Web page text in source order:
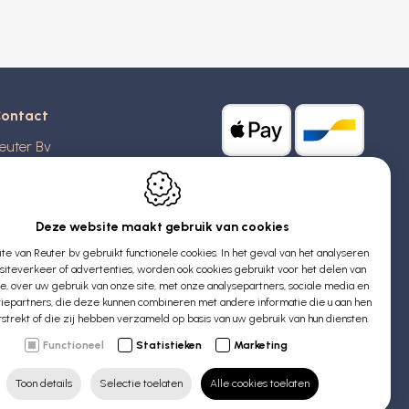
Bv
BE 0426 727 348
info@evyssecrets.com
Deze website maakt gebruik van cookies
van Reuter bv gebruikt functionele cookies. In het geval van het analyseren
of advertenties, worden ook cookies gebruikt voor het delen van
over uw gebruik van onze site, met onze analysepartners, sociale media en
die deze kunnen combineren met andere informatie die u aan hen
of die zij hebben verzameld op basis van uw gebruik van hun diensten.
Functioneel Statistieken Marketing
Toon details Selectie toelaten Alle cookies toelaten